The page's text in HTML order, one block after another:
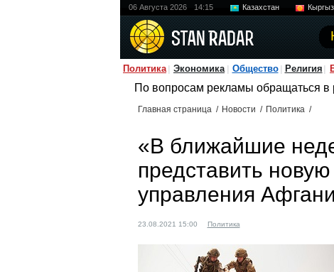
06 Августа 2026 14:15 Казахстан
Политика Экономика Общество Религия
По вопросам рекламы обращаться в
Главная страница / Новости / Политика /
«В ближайшие
представить
управления
23.08.2021 15:00 Политика